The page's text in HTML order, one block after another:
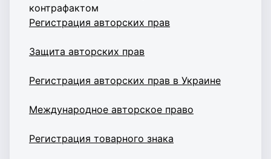
контрафактом
Регистрация авторских прав
Защита авторских прав
Регистрация авторских прав в Украине
Международное авторское право
Регистрация товарного знака